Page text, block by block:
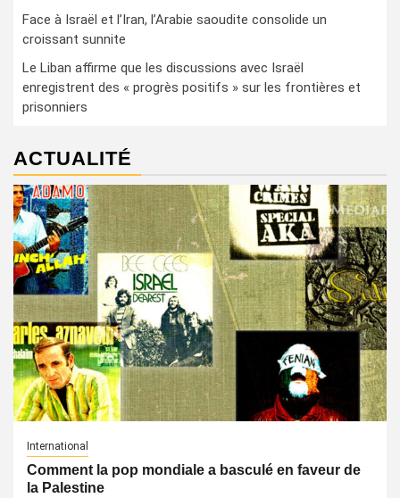
Face à Israël et l’Iran, l’Arabie saoudite consolide un
croissant sunnite
Le Liban affirme que les discussions avec Israël
enregistrent des « progrès positifs » sur les frontières et
prisonniers
ACTUALITÉ
International
Comment la pop mondiale a basculé en faveur de
la Palestine